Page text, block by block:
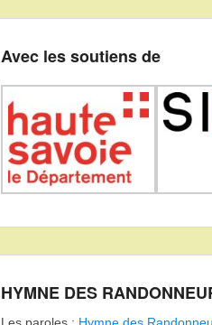
Avec les soutiens de
HYMNE DES